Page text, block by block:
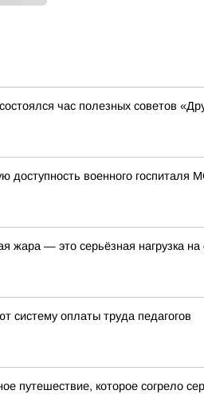
час полезных советов
доступность военного госпиталя
жара — это серьёзная нагрузка на
систему оплаты труда педагогов
путешествие, которое согрело